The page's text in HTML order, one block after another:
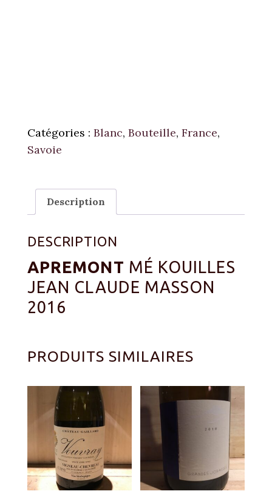
Catégories : Blanc, Bouteille, France,
Savoie
Description
DESCRIPTION
APREMONT MÉ KOUILLES
JEAN CLAUDE MASSON
2016
PRODUITS SIMILAIRES